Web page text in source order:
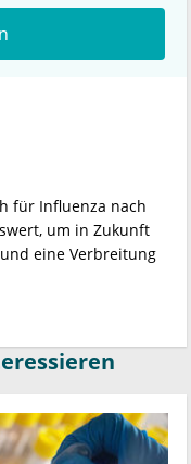
für Influenza nach
um in Zukunft
eine Verbreitung